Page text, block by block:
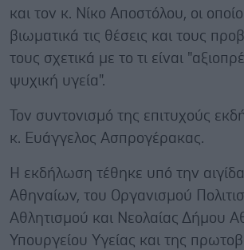
και τον κ. Νίκο Αποστόλου, οι
βιωματικά τις θέσεις και τους
τους σχετικά με το τι είναι
ψυχική υγεία".
Τον συντονισμό της επιτυχούς
κ. Ευάγγελος Ασπρογέρακας.
Η εκδήλωση τέθηκε υπό την
Αθηναίων, του Οργανισμού
Αθλητισμού και Νεολαίας Δήμου
Υπουργείου Υγείας και της